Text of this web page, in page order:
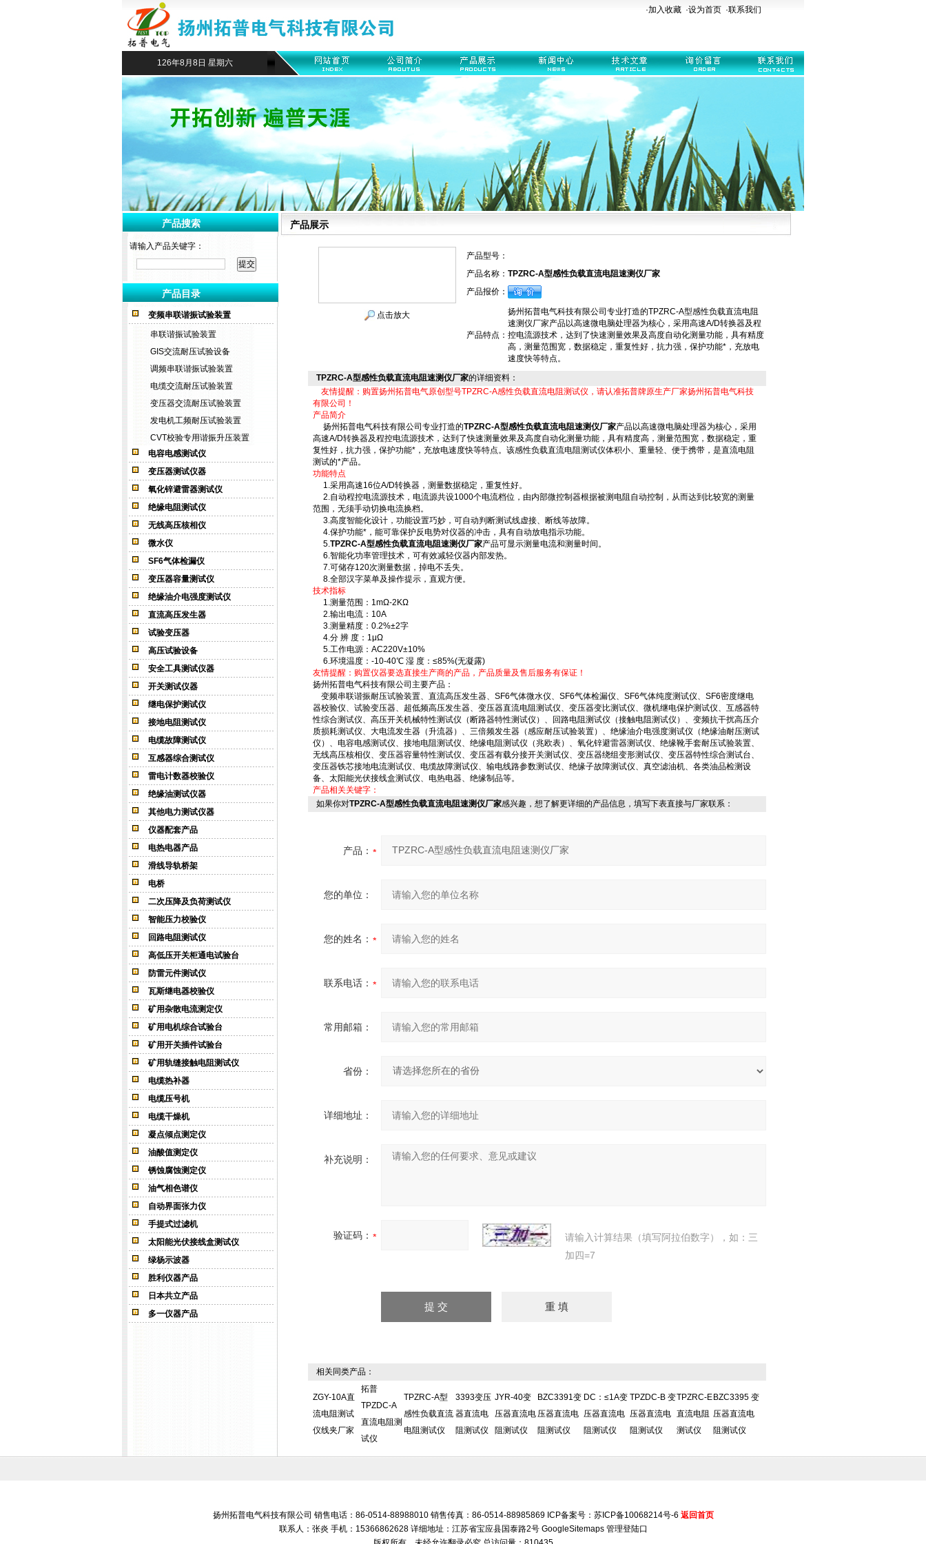
·加入收藏 ·设为首页 ·联系我们
126年8月8日 星期六
产品搜索
请输入产品关键字：
产品目录
变频串联谐振试验装置
串联谐振试验装置
GIS交流耐压试验设备
调频串联谐振试验装置
电缆交流耐压试验装置
变压器交流耐压试验装置
发电机工频耐压试验装置
CVT校验专用谐振升压装置
电容电感测试仪
变压器测试仪器
氧化锌避雷器测试仪
绝缘电阻测试仪
无线高压核相仪
微水仪
SF6气体检漏仪
变压器容量测试仪
绝缘油介电强度测试仪
直流高压发生器
试验变压器
高压试验设备
安全工具测试仪器
开关测试仪器
继电保护测试仪
接地电阻测试仪
电缆故障测试仪
互感器综合测试仪
雷电计数器校验仪
绝缘油测试仪器
其他电力测试仪器
仪器配套产品
电热电器产品
滑线导轨桥架
电桥
二次压降及负荷测试仪
智能压力校验仪
回路电阻测试仪
高低压开关柜通电试验台
防雷元件测试仪
瓦斯继电器校验仪
矿用杂散电流测定仪
矿用电机综合试验台
矿用开关插件试验台
矿用轨缝接触电阻测试仪
电缆热补器
电缆压号机
电缆干燥机
凝点倾点测定仪
油酸值测定仪
锈蚀腐蚀测定仪
油气相色谱仪
自动界面张力仪
手提式过滤机
太阳能光伏接线盒测试仪
绿杨示波器
胜利仪器产品
日本共立产品
多一仪器产品
产品展示
点击放大
产品型号：
产品名称： TPZRC-A型感性负载直流电阻速测仪厂家
产品报价：
产品特点：
扬州拓普电气科技有限公司专业打造的TPZRC-A型感性负载直流电阻
速测仪厂家产品以高速微电脑处理器为核心，采用高速A/D转换器及程
控电流源技术，达到了快速测量效果及高度自动化测量功能，具有精度
高，测量范围宽，数据稳定，重复性好，抗力强，保护功能*，充放电
速度快等特点。
TPZRC-A型感性负载直流电阻速测仪厂家的详细资料：
友情提醒：购置扬州拓普电气原创型号TPZRC-A感性负载直流电阻测试仪，请认准拓普牌原生产厂家扬州拓普电气科技
有限公司！
产品简介
扬州拓普电气科技有限公司专业打造的TPZRC-A型感性负载直流电阻速测仪厂家产品以高速微电脑处理器为核心，采用
高速A/D转换器及程控电流源技术，达到了快速测量效果及高度自动化测量功能，具有精度高，测量范围宽，数据稳定，重
复性好，抗力强，保护功能*，充放电速度快等特点。该感性负载直流电阻测试仪体积小、重量轻、便于携带，是直流电阻
测试的*产品。
功能特点
1.采用高速16位A/D转换器，测量数据稳定，重复性好。
2.自动程控电流源技术，电流源共设1000个电流档位，由内部微控制器根据被测电阻自动控制，从而达到比较宽的测量
范围，无须手动切换电流换档。
3.高度智能化设计，功能设置巧妙，可自动判断测试线虚接、断线等故障。
4.保护功能*，能可靠保护反电势对仪器的冲击，具有自动放电指示功能。
5.TPZRC-A型感性负载直流电阻速测仪厂家产品可显示测量电流和测量时间。
6.智能化功率管理技术，可有效减轻仪器内部发热。
7.可储存120次测量数据，掉电不丢失。
8.全部汉字菜单及操作提示，直观方便。
技术指标
1.测量范围：1mΩ-2KΩ
2.输出电流：10A
3.测量精度：0.2%±2字
4.分 辨 度：1μΩ
5.工作电源：AC220V±10%
6.环境温度：-10-40℃ 湿 度：≤85%(无凝露)
友情提醒：购置仪器要选直接生产商的产品，产品质量及售后服务有保证！
扬州拓普电气科技有限公司主要产品：
变频串联谐振耐压试验装置、直流高压发生器、SF6气体微水仪、SF6气体检漏仪、SF6气体纯度测试仪、SF6密度继电
器校验仪、试验变压器、超低频高压发生器、变压器直流电阻测试仪、变压器变比测试仪、微机继电保护测试仪、互感器特
性综合测试仪、高压开关机械特性测试仪（断路器特性测试仪）、回路电阻测试仪（接触电阻测试仪）、变频抗干扰高压介
质损耗测试仪、大电流发生器（升流器）、三倍频发生器（感应耐压试验装置）、绝缘油介电强度测试仪（绝缘油耐压测试
仪）、电容电感测试仪、接地电阻测试仪、绝缘电阻测试仪（兆欧表）、氧化锌避雷器测试仪、绝缘靴手套耐压试验装置、
无线高压核相仪、变压器容量特性测试仪、变压器有载分接开关测试仪、变压器绕组变形测试仪、变压器特性综合测试台、
变压器铁芯接地电流测试仪、电缆故障测试仪、输电线路参数测试仪、绝缘子故障测试仪、真空滤油机、各类油品检测设
备、太阳能光伏接线盒测试仪、电热电器、绝缘制品等。
产品相关关键字：
如果你对TPZRC-A型感性负载直流电阻速测仪厂家感兴趣，想了解更详细的产品信息，填写下表直接与厂家联系：
产品：
您的单位：
您的姓名：
联系电话：
常用邮箱：
省份：
详细地址：
补充说明：
验证码：
请输入计算结果（填写阿拉伯数字），如：三
加四=7
相关同类产品：
ZGY-10A直
流电阻测试
仪线夹厂家
拓普
TPZDC-A
直流电阻测
试仪
TPZRC-A型
感性负载直流
电阻测试仪
3393变压
器直流电
阻测试仪
JYR-40变
压器直流电
阻测试仪
BZC3391变
压器直流电
阻测试仪
DC：≤1A变
压器直流电
阻测试仪
TPZDC-B 变
压器直流电
阻测试仪
TPZRC-E
直流电阻
测试仪
BZC3395 变
压器直流电
阻测试仪
扬州拓普电气科技有限公司 销售电话：86-0514-88988010 销售传真：86-0514-88985869 ICP备案号： 苏ICP备10068214号-6 返回首页
联系人：张炎 手机：15366862628 详细地址：江苏省宝应县国泰路2号 GoogleSitemaps 管理登陆口